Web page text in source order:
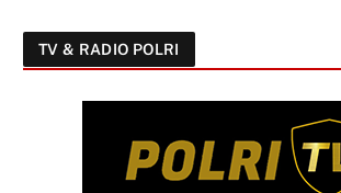
TV & RADIO POLRI